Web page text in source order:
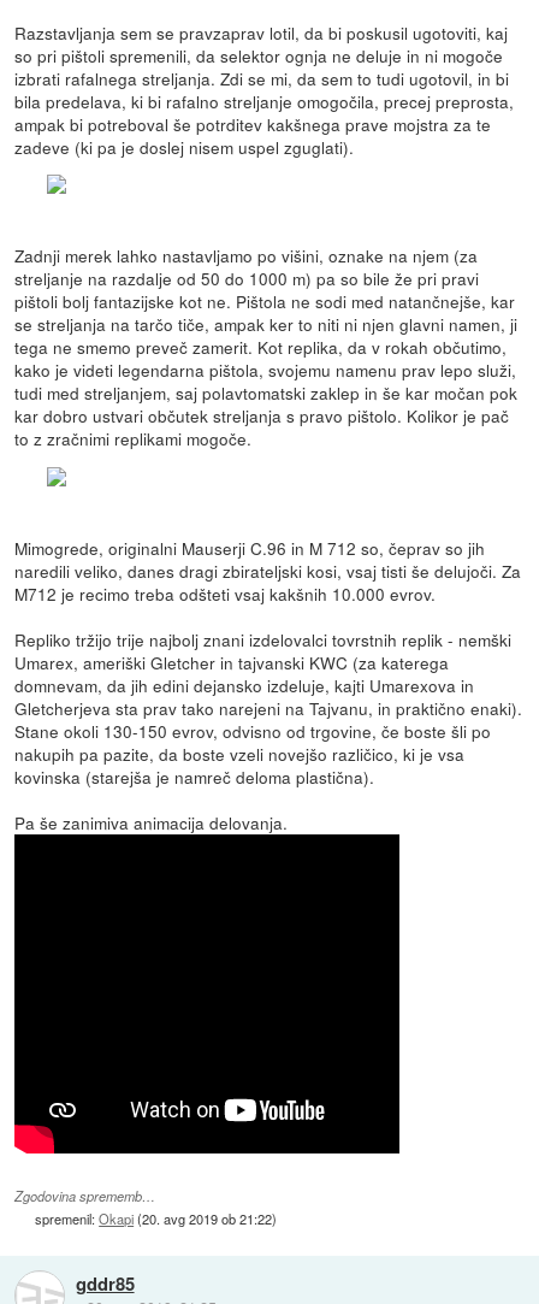
Razstavljanja sem se pravzaprav lotil, da bi poskusil ugotoviti, kaj
so pri pištoli spremenili, da selektor ognja ne deluje in ni mogoče
izbrati rafalnega streljanja. Zdi se mi, da sem to tudi ugotovil, in bi
bila predelava, ki bi rafalno streljanje omogočila, precej preprosta,
ampak bi potreboval še potrditev kakšnega prave mojstra za te
zadeve (ki pa je doslej nisem uspel zguglati).
Zadnji merek lahko nastavljamo po višini, oznake na njem (za
streljanje na razdalje od 50 do 1000 m) pa so bile že pri pravi
pištoli bolj fantazijske kot ne. Pištola ne sodi med natančnejše, kar
se streljanja na tarčo tiče, ampak ker to niti ni njen glavni namen, ji
tega ne smemo preveč zamerit. Kot replika, da v rokah občutimo,
kako je videti legendarna pištola, svojemu namenu prav lepo služi,
tudi med streljanjem, saj polavtomatski zaklep in še kar močan pok
kar dobro ustvari občutek streljanja s pravo pištolo. Kolikor je pač
to z zračnimi replikami mogoče.
Mimogrede, originalni Mauserji C.96 in M 712 so, čeprav so jih
naredili veliko, danes dragi zbirateljski kosi, vsaj tisti še delujoči. Za
M712 je recimo treba odšteti vsaj kakšnih 10.000 evrov.
Repliko tržijo trije najbolj znani izdelovalci tovrstnih replik - nemški
Umarex, ameriški Gletcher in tajvanski KWC (za katerega
domnevam, da jih edini dejansko izdeluje, kajti Umarexova in
Gletcherjeva sta prav tako narejeni na Tajvanu, in praktično enaki).
Stane okoli 130-150 evrov, odvisno od trgovine, če boste šli po
nakupih pa pazite, da boste vzeli novejšo različico, ki je vsa
kovinska (starejša je namreč deloma plastična).
Pa še zanimiva animacija delovanja.
Zgodovina sprememb…
spremenil:Okapi(20. avg 2019 ob 21:22)
gddr85